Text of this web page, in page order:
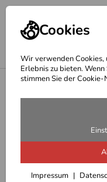
Cookies
Wir verwenden Cookies,
Erlebnis zu bieten.
stimmen Sie der Cookie-
Impressum
Geschenkideen Outdoor